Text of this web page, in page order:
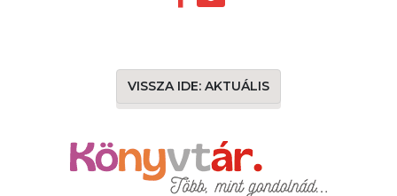
VISSZA IDE: AKTUÁLIS